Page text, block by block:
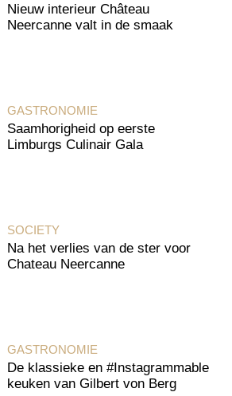
Nieuw interieur Château
Neercanne valt in de smaak
GASTRONOMIE
Saamhorigheid op eerste
Limburgs Culinair Gala
SOCIETY
Na het verlies van de ster voor
Chateau Neercanne
GASTRONOMIE
De klassieke en #Instagrammable
keuken van Gilbert von Berg